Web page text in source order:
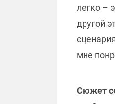
легко –
другой
мне
Сюжет